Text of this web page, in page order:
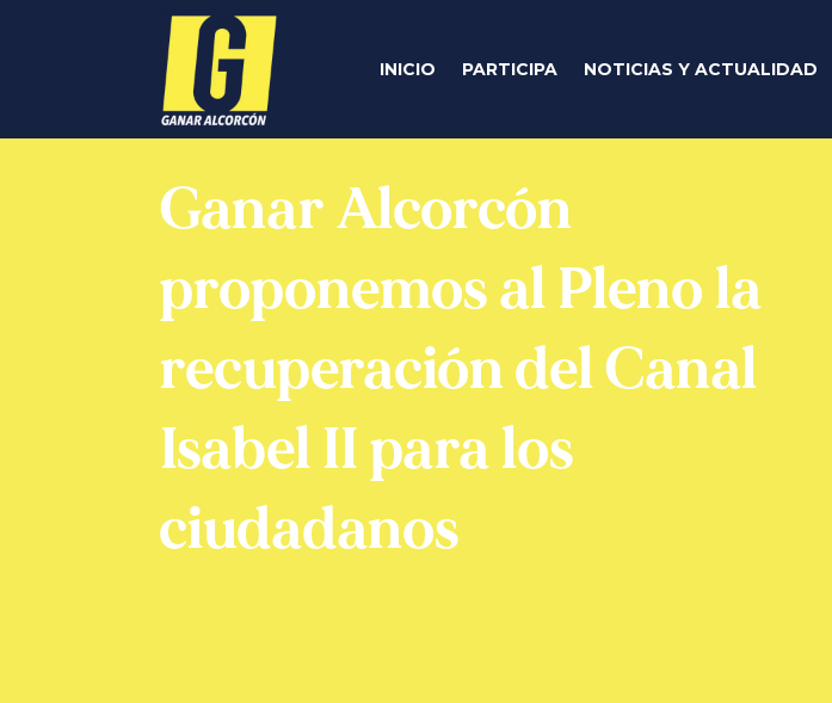
INICIO PARTICIPA NOTICIAS Y ACTUALIDAD
Ganar Alcorcón
proponemos al Pleno la
recuperación del Canal
Isabel II para los
ciudadanos